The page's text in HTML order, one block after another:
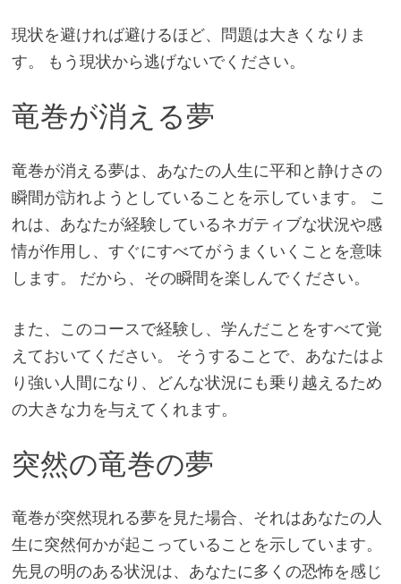
現状を避ければ避けるほど、問題は大きくなりま
す。 もう現状から逃げないでください。
竜巻が消える夢
竜巻が消える夢は、あなたの人生に平和と静けさの
瞬間が訪れようとしていることを示しています。 こ
れは、あなたが経験しているネガティブな状況や感
情が作用し、すぐにすべてがうまくいくことを意味
します。 だから、その瞬間を楽しんでください。
また、このコースで経験し、学んだことをすべて覚
えておいてください。 そうすることで、あなたはよ
り強い人間になり、どんな状況にも乗り越えるため
の大きな力を与えてくれます。
突然の竜巻の夢
竜巻が突然現れる夢を見た場合、それはあなたの人
生に突然何かが起こっていることを示しています。
先見の明のある状況は、あなたに多くの恐怖を感じ